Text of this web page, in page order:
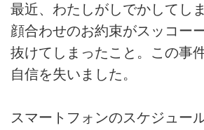
最近、わたしがしでかしてし
顔合わせのお約束がスッコー
抜けてしまったこと。この事
自信を失いました。
スマートフォンのスケジュー